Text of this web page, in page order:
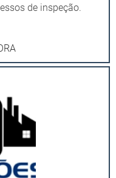
de inspeção.